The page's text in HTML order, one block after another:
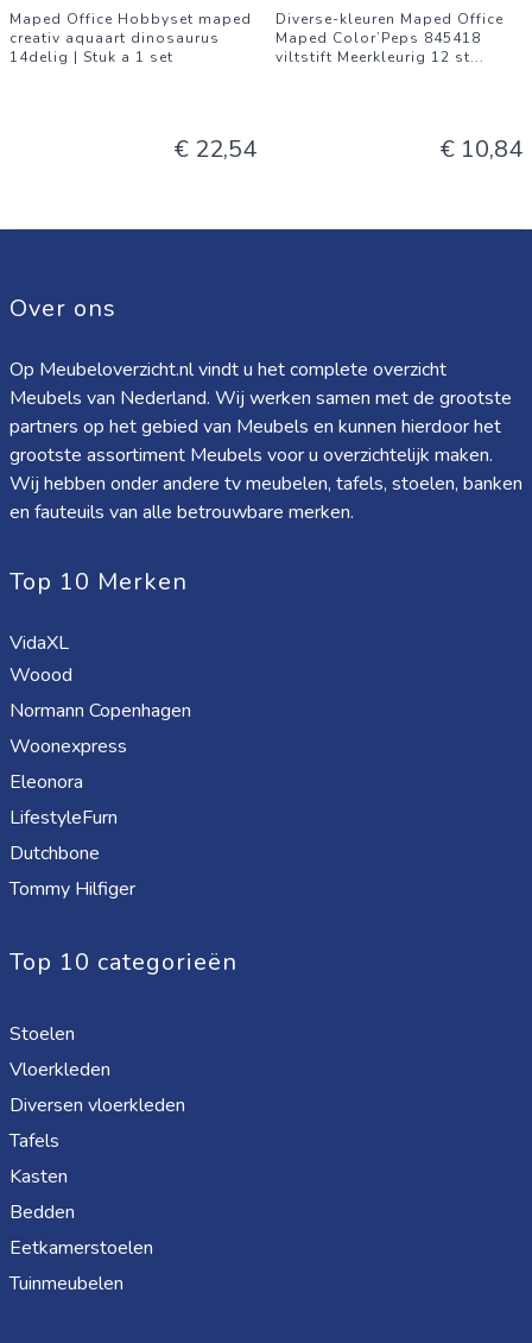
Maped Office Hobbyset maped
creativ aquaart dinosaurus
14delig | Stuk a 1 set
€ 22,54
Diverse-kleuren Maped Office
Maped Color’Peps 845418
viltstift Meerkleurig 12 st...
€ 10,84
Over ons
Op Meubeloverzicht.nl vindt u het complete overzicht
Meubels van Nederland. Wij werken samen met de grootste
partners op het gebied van Meubels en kunnen hierdoor het
grootste assortiment Meubels voor u overzichtelijk maken.
Wij hebben onder andere tv meubelen, tafels, stoelen, banken
en fauteuils van alle betrouwbare merken.
Top 10 Merken
VidaXL
Woood
Normann Copenhagen
Woonexpress
Eleonora
LifestyleFurn
Dutchbone
Tommy Hilfiger
Top 10 categorieën
Stoelen
Vloerkleden
Diversen vloerkleden
Tafels
Kasten
Bedden
Eetkamerstoelen
Tuinmeubelen